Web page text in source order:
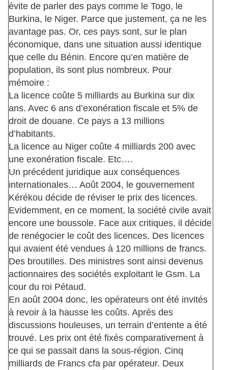
évite de parler des pays comme le Togo, le
Burkina, le Niger. Parce que justement, ça ne les
avantage pas. Or, ces pays sont, sur le plan
économique, dans une situation aussi identique
que celle du Bénin. Encore qu’en matière de
population, ils sont plus nombreux. Pour
mémoire :
La licence coûte 5 milliards au Burkina sur dix
ans. Avec 6 ans d’exonération fiscale et 5% de
droit de douane. Ce pays a 13 millions
d’habitants.
La licence au Niger coûte 4 milliards 200 avec
une exonération fiscale. Etc….
Un précédent juridique aux conséquences
internationales… Août 2004, le gouvernement
Kérékou décide de réviser le prix des licences.
Evidemment, en ce moment, la société civile avait
encore une boussole. Face aux critiques, il décide
de renégocier le coût des licences. Des licences
qui avaient été vendues à 120 millions de francs.
Des broutilles. Des ministres sont ainsi devenus
actionnaires des sociétés exploitant le Gsm. La
cour du roi Pétaud.
En août 2004 donc, les opérateurs ont été invités
à revoir à la hausse les coûts. Après des
discussions houleuses, un terrain d’entente a été
trouvé. Les prix ont été fixés comparativement à
ce qui se passait dans la sous-région. Cinq
milliards de Francs cfa par opérateur. Deux